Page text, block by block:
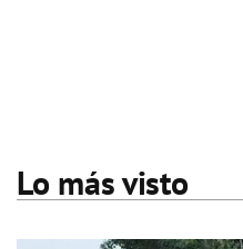
Lo más visto